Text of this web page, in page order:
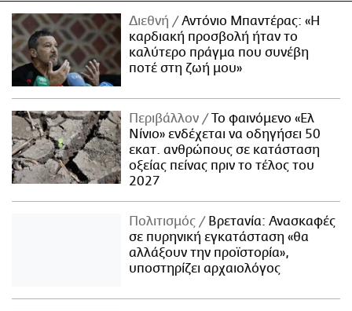
Διεθνή
Αντόνιο Μπαντέρας: «Η
καρδιακή προσβολή ήταν το
καλύτερο πράγμα που συνέβη
ποτέ στη ζωή μου»
Περιβάλλον
Το φαινόμενο «Ελ
Νίνιο» ενδέχεται να οδηγήσει 50
εκατ. ανθρώπους σε κατάσταση
οξείας πείνας πριν το τέλος του
2027
Πολιτισμός
Βρετανία: Ανασκαφές
σε πυρηνική εγκατάσταση «θα
αλλάξουν την προϊστορία»,
υποστηρίζει αρχαιολόγος